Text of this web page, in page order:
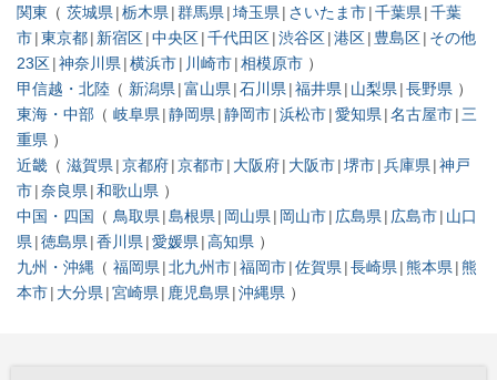
関東
茨城県 栃木県 群馬県 埼玉県 さいたま市 千葉県 千葉
市 東京都 新宿区 中央区 千代田区 渋谷区 港区 豊島区 その他
23区 神奈川県 横浜市 川崎市 相模原市
甲信越・北陸
新潟県 富山県 石川県 福井県 山梨県 長野県
東海・中部
岐阜県 静岡県 静岡市 浜松市 愛知県 名古屋市 三
重県
近畿
滋賀県 京都府 京都市 大阪府 大阪市 堺市 兵庫県 神戸
市 奈良県 和歌山県
中国・四国
鳥取県 島根県 岡山県 岡山市 広島県 広島市 山口
県 徳島県 香川県 愛媛県 高知県
九州・沖縄
福岡県 北九州市 福岡市 佐賀県 長崎県 熊本県 熊
本市 大分県 宮崎県 鹿児島県 沖縄県